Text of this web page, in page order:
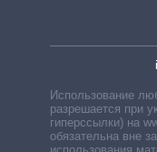
Использование
разрешается при
гиперссылки) на
обязательна вне
использования